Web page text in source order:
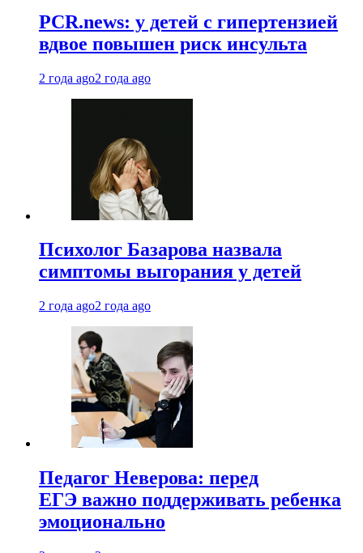
PCR.news: у детей с гипертензией
вдвое повышен риск инсульта
2 года ago2 года ago
Психолог Базарова назвала
симптомы выгорания у детей
2 года ago2 года ago
Педагог Неверова: перед
ЕГЭ важно поддерживать ребенка
эмоционально